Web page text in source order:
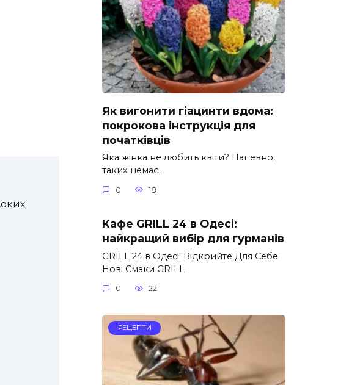
Як вигонити гіацинти вдома:
покрокова інструкція для
початківців
Яка жінка не любить квіти? Напевно,
таких немає.
0 18
Кафе GRILL 24 в Одесі:
найкращий вибір для гурманів
GRILL 24 в Одесі: Відкрийте Для Себе
Нові Смаки GRILL
0 22
РЕЦЕПТИ